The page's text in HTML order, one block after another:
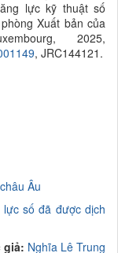
lực kỹ thuật số
Xuất bản của
2025,
, JRC144121.
Âu
số đã được dịch
giả: Nghĩa Lê Trung